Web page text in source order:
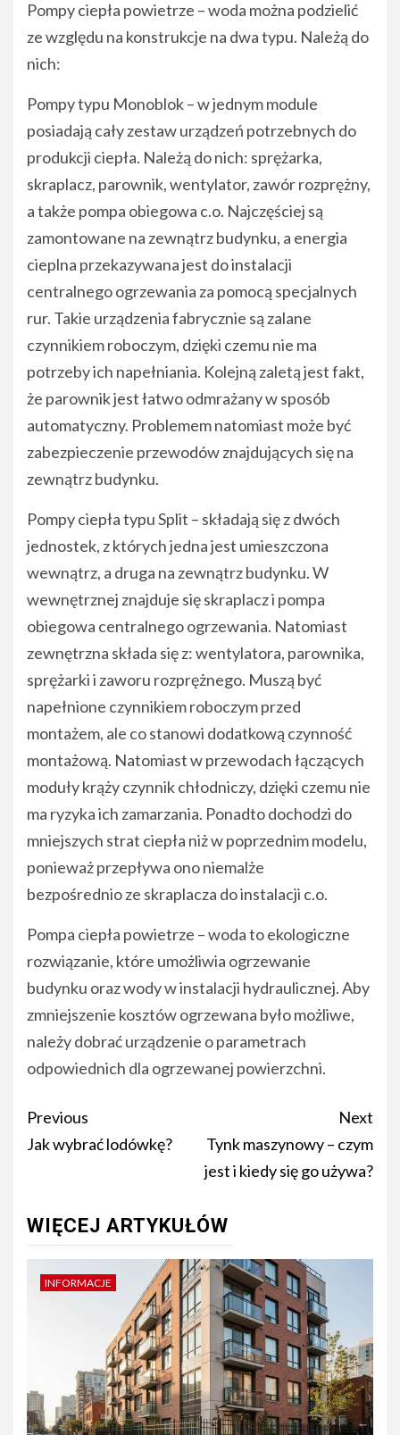
Pompy ciepła powietrze – woda można podzielić
ze względu na konstrukcje na dwa typu. Należą do
nich:
Pompy typu Monoblok – w jednym module
posiadają cały zestaw urządzeń potrzebnych do
produkcji ciepła. Należą do nich: sprężarka,
skraplacz, parownik, wentylator, zawór rozprężny,
a także pompa obiegowa c.o. Najczęściej są
zamontowane na zewnątrz budynku, a energia
cieplna przekazywana jest do instalacji
centralnego ogrzewania za pomocą specjalnych
rur. Takie urządzenia fabrycznie są zalane
czynnikiem roboczym, dzięki czemu nie ma
potrzeby ich napełniania. Kolejną zaletą jest fakt,
że parownik jest łatwo odmrażany w sposób
automatyczny. Problemem natomiast może być
zabezpieczenie przewodów znajdujących się na
zewnątrz budynku.
Pompy ciepła typu Split – składają się z dwóch
jednostek, z których jedna jest umieszczona
wewnątrz, a druga na zewnątrz budynku. W
wewnętrznej znajduje się skraplacz i pompa
obiegowa centralnego ogrzewania. Natomiast
zewnętrzna składa się z: wentylatora, parownika,
sprężarki i zaworu rozprężnego. Muszą być
napełnione czynnikiem roboczym przed
montażem, ale co stanowi dodatkową czynność
montażową. Natomiast w przewodach łączących
moduły krąży czynnik chłodniczy, dzięki czemu nie
ma ryzyka ich zamarzania. Ponadto dochodzi do
mniejszych strat ciepła niż w poprzednim modelu,
ponieważ przepływa ono niemalże
bezpośrednio ze skraplacza do instalacji c.o.
Pompa ciepła powietrze – woda to ekologiczne
rozwiązanie, które umożliwia ogrzewanie
budynku oraz wody w instalacji hydraulicznej. Aby
zmniejszenie kosztów ogrzewana było możliwe,
należy dobrać urządzenie o parametrach
odpowiednich dla ogrzewanej powierzchni.
Post
navigation
Previous
Jak wybrać lodówkę?
Next
Tynk maszynowy – czym
jest i kiedy się go używa?
WIĘCEJ ARTYKUŁÓW
INFORMACJE